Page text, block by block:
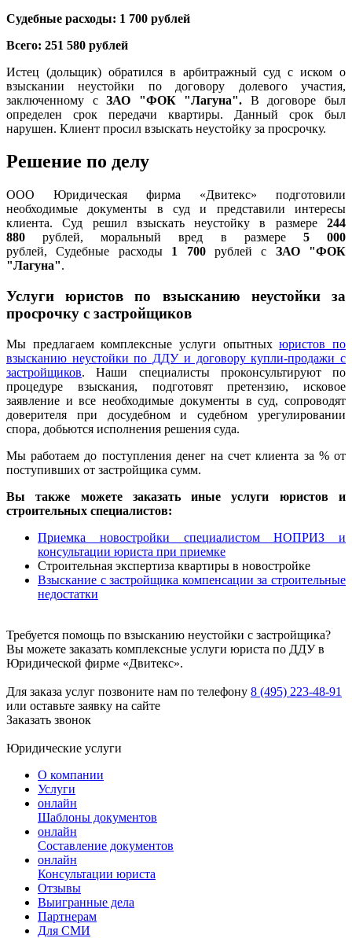
Судебные расходы: 1 700 рублей
Всего: 251 580 рублей
Истец (дольщик) обратился в арбитражный суд с иском о
взыскании неустойки по договору долевого участия,
заключенному сЗАО "ФОК "Лагуна". В договоре был
определен срок передачи квартиры. Данный срок был
нарушен. Клиент просил взыскать неустойку за просрочку.
Решение по делу
ООО Юридическая фирма «Двитекс» подготовили
необходимые документы в суд и представили интересы
клиента. Суд решил взыскать неустойку в размере 244
880
рублей, моральный вред в размере 5 000
рублей, Судебные расходы 1 700рублей с ЗАО "ФОК
"Лагуна".
Услуги юристов по взысканию неустойки за
просрочку с застройщиков
Мы предлагаем комплексные услуги опытныхюристов по
взысканию неустойки по ДДУ и договору купли-продажи с
застройщиков. Наши специалисты проконсультируют по
процедуре взыскания, подготовят претензию, исковое
заявление и все необходимые документы в суд, сопроводят
доверителя при досудебном и судебном урегулировании
спора, добьются исполнения решения суда.
Мы работаем до поступления денег на счет клиента за % от
поступивших от застройщика сумм.
Вы также можете заказать иные услуги юристов и
строительных специалистов:
Приемка новостройки специалистом НОПРИЗ и
консультации юриста при приемке
Строительная экспертиза квартиры в новостройке
Взыскание с застройщика компенсации за строительные
недостатки
Требуется помощь по взысканию неустойки с застройщика?
Вы можете заказать комплексные услуги юриста по ДДУ в
Юридической фирме «Двитекс».
Для заказа услуг позвоните нам по телефону 8 (495) 223-48-91
или оставьте заявку на сайте
Заказать звонок
Юридические услуги
О компании
Услуги
онлайн
Шаблоны документов
онлайн
Составление документов
онлайн
Консультации юриста
Отзывы
Выигранные дела
Партнерам
Для СМИ